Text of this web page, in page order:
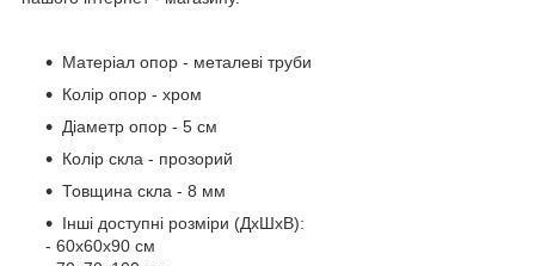
Матеріал опор - металеві труби
Колір опор - хром
Діаметр опор - 5 см
Колір скла - прозорий
Товщина скла - 8 мм
Інші доступні розміри (ДхШхВ):
- 60х60х90 см